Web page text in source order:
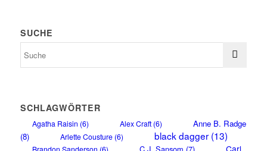
SUCHE
SCHLAGWÖRTER
Agatha Raisin (6) Alex Craft(6)
Anne B. Radge
(8)
Arlette Cousture(6) black dagger(13)
Brandon Sanderson (6) C.J. Sansom (7)
Carl